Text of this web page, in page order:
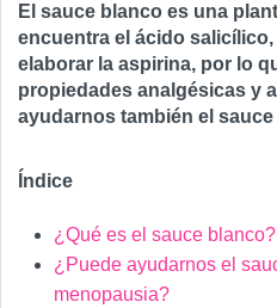
El sauce blanco es una
encuentra el ácido
elaborar la aspirina, por lo
propiedades analgésicas y
ayudarnos también el
Índice
¿Qué es el sauce blanco?
¿Puede ayudarnos el
menopausia?